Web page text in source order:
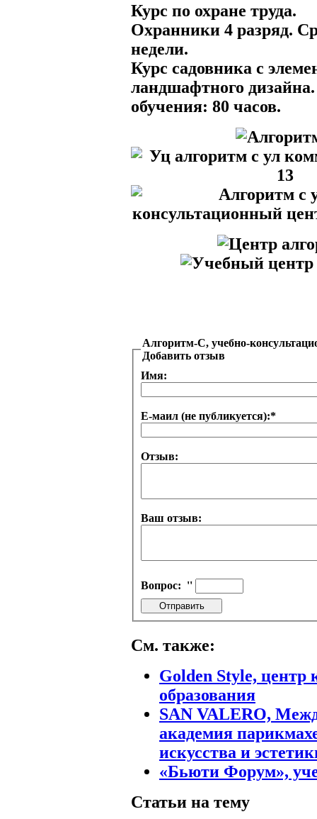
Курс по охране труда.
Охранники 4 разряд.
недели.
Курс садовника с
ландшафтного
обучения: 80 часов.
Алгоритм-С, учебно-
Добавить отзыв
Имя:
Е-маил (не публикуется):*
Отзыв:
Ваш отзыв:
Вопрос: ''
См. также:
Golden Style, центр
образования
SAN VALERO,
академия
искусства и
«Бьюти Форум»,
Статьи на тему